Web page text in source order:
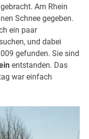
Am Rhein
Schnee gegeben.
ein paar
und dabei
gefunden. Sie sind
entstanden. Das
war einfach